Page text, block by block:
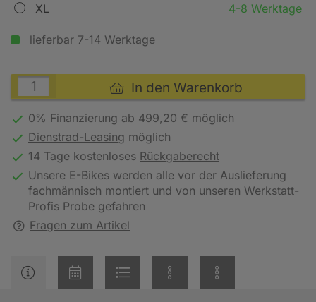
XL
4-8 Werktage
lieferbar 7-14 Werktage
In den Warenkorb
0% Finanzierung ab 499,20 € möglich
Dienstrad-Leasing möglich
14 Tage kostenloses Rückgaberecht
Unsere E-Bikes werden alle vor der Auslieferung
fachmännisch montiert und von unseren Werkstatt-
Profis Probe gefahren
Fragen zum Artikel